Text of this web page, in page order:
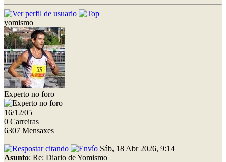
yomismo
Experto no foro
16/12/05
0 Carreiras
6307 Mensaxes
Sáb, 18 Abr 2026, 9:14
Asunto: Re: Diario de Yomismo